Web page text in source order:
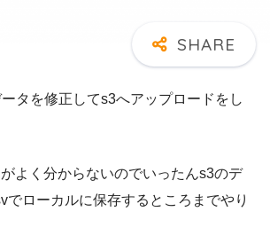
タを修正してs3へアップロードをし
よく分からないのでいったんs3のデ
でローカルに保存するところまでやり